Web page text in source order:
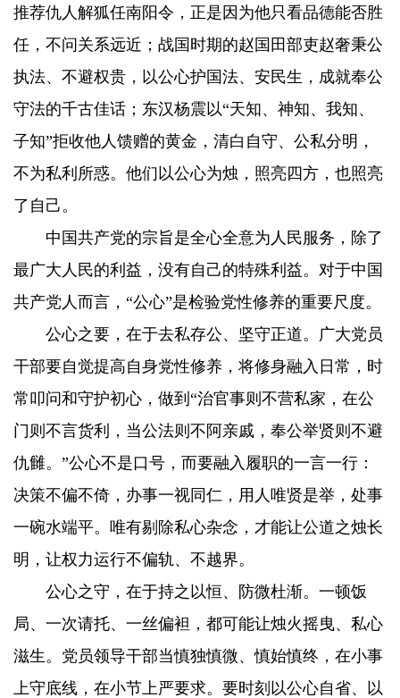
推荐仇人解狐任南阳令，正是因为他只看品德能否胜
任，不问关系远近；战国时期的赵国田部吏赵奢秉公
执法、不避权贵，以公心护国法、安民生，成就奉公
守法的千古佳话；东汉杨震以“天知、神知、我知、
子知”拒收他人馈赠的黄金，清白自守、公私分明，
不为私利所惑。他们以公心为烛，照亮四方，也照亮
了自己。
中国共产党的宗旨是全心全意为人民服务，除了
最广大人民的利益，没有自己的特殊利益。对于中国
共产党人而言，“公心”是检验党性修养的重要尺度。
公心之要，在于去私存公、坚守正道。广大党员
干部要自觉提高自身党性修养，将修身融入日常，时
常叩问和守护初心，做到“治官事则不营私家，在公
门则不言货利，当公法则不阿亲戚，奉公举贤则不避
仇雠。”公心不是口号，而要融入履职的一言一行：
决策不偏不倚，办事一视同仁，用人唯贤是举，处事
一碗水端平。唯有剔除私心杂念，才能让公道之烛长
明，让权力运行不偏轨、不越界。
公心之守，在于持之以恒、防微杜渐。一顿饭
局、一次请托、一丝偏袒，都可能让烛火摇曳、私心
滋生。党员领导干部当慎独慎微、慎始慎终，在小事
上守底线，在小节上严要求。要时刻以公心自省、以